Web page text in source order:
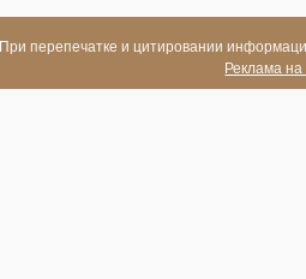
При перепечатке и цитировании
Реклама на